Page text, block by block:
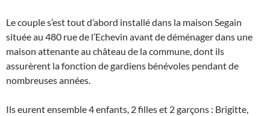
Le couple s’est tout d’abord installé dans la maison Segain
située au 480 rue de l’Echevin avant de déménager dans une
maison attenante au château de la commune, dont ils
assurèrent la fonction de gardiens bénévoles pendant de
nombreuses années.
Ils eurent ensemble 4 enfants, 2 filles et 2 garçons : Brigitte,